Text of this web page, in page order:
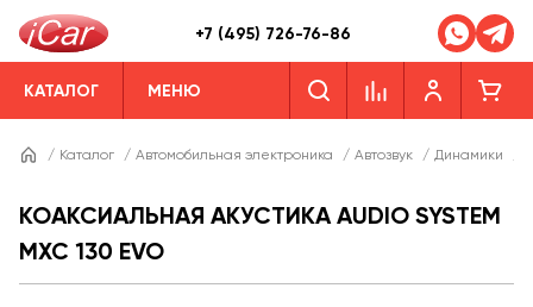
+7 (495) 726-76-86
КАТАЛОГ МЕНЮ
/ Каталог / Автомобильная электроника / Автозвук / Динамики
КОАКСИАЛЬНАЯ АКУСТИКА AUDIO SYSTEM
MXC 130 EVO